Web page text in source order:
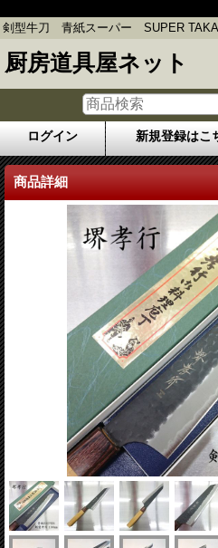
剣型牛刀 青紙スーパー SUPER
厨房道具屋ネット
ログイン 新規登録はこ
商品詳細